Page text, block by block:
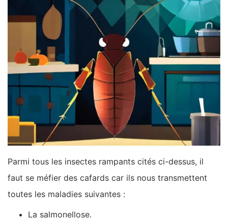
Parmi tous les insectes rampants cités ci-dessus, il
faut se méfier des cafards car ils nous transmettent
toutes les maladies suivantes :
La salmonellose.